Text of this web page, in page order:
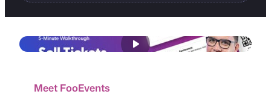
Meet FooEvents